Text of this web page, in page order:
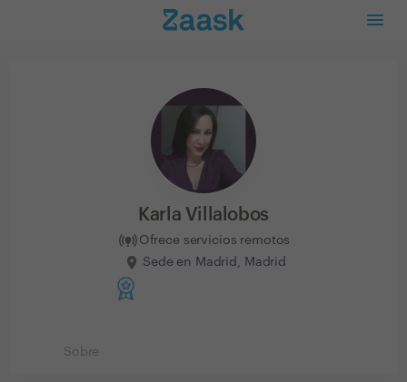
Karla Villalobos
Ofrece servicios remotos
Sede en Madrid, Madrid
Sobre